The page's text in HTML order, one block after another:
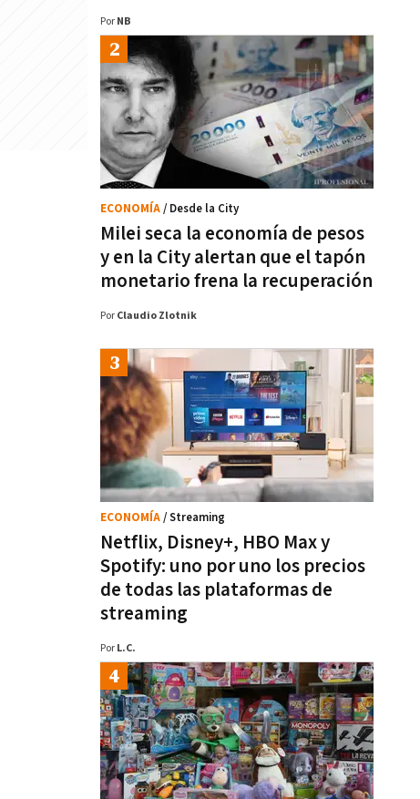
Por NB
Milei seca la economía de pesos
y en la City alertan que el tapón
monetario frena la recuperación
ECONOMÍA/ Desde la City
Por Claudio Zlotnik
Netflix, Disney+, HBO Max y
Spotify: uno por uno los precios
de todas las plataformas de
streaming
ECONOMÍA/ Streaming
Por L.C.